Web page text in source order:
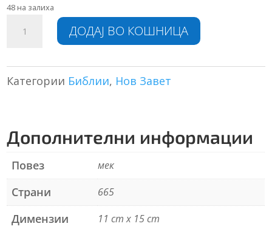
48 на залиха
Завет
количина
ДОДАЈ ВО КОШНИЦА
i
v
Категории Библии, Нов Завет
Дополнителни информации
Повез мек
Страни 665
Димензии 11 cm x 15 cm